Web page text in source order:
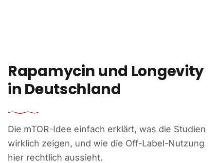
Rapamycin und Longevity
in Deutschland
Die mTOR-Idee einfach erklärt, was die Studien
wirklich zeigen, und wie die Off-Label-Nutzung
hier rechtlich aussieht.